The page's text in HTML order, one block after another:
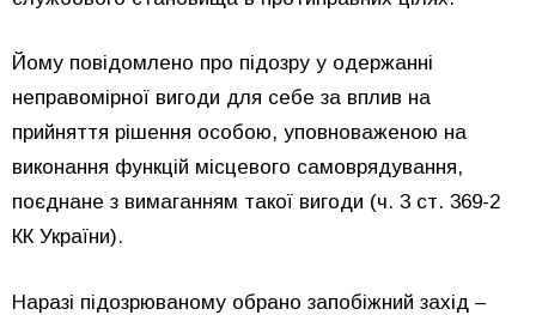
Йому повідомлено про підозру у одержанні
неправомірної вигоди для себе за вплив на
прийняття рішення особою, уповноваженою на
виконання функцій місцевого самоврядування,
поєднане з вимаганням такої вигоди (ч. 3 ст. 369-2
КК України).
Наразі підозрюваному обрано запобіжний захід –